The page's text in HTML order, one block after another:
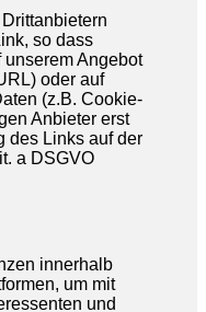
so dass
unserem Angebot
oder auf
(z.B. Cookie-
Anbieter erst
des Links auf der
a DSGVO
innerhalb
um mit
und